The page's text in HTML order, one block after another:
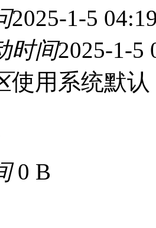
2025-1-5
时间2025-1-5
使用系统默认
0 B